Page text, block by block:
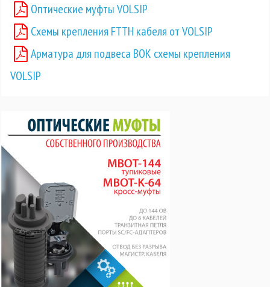
Оптические муфты VOLSIP
Схемы крепления FTTH кабеля от VOLSIP
Арматура для подвеса ВОК схемы крепления
VOLSIP